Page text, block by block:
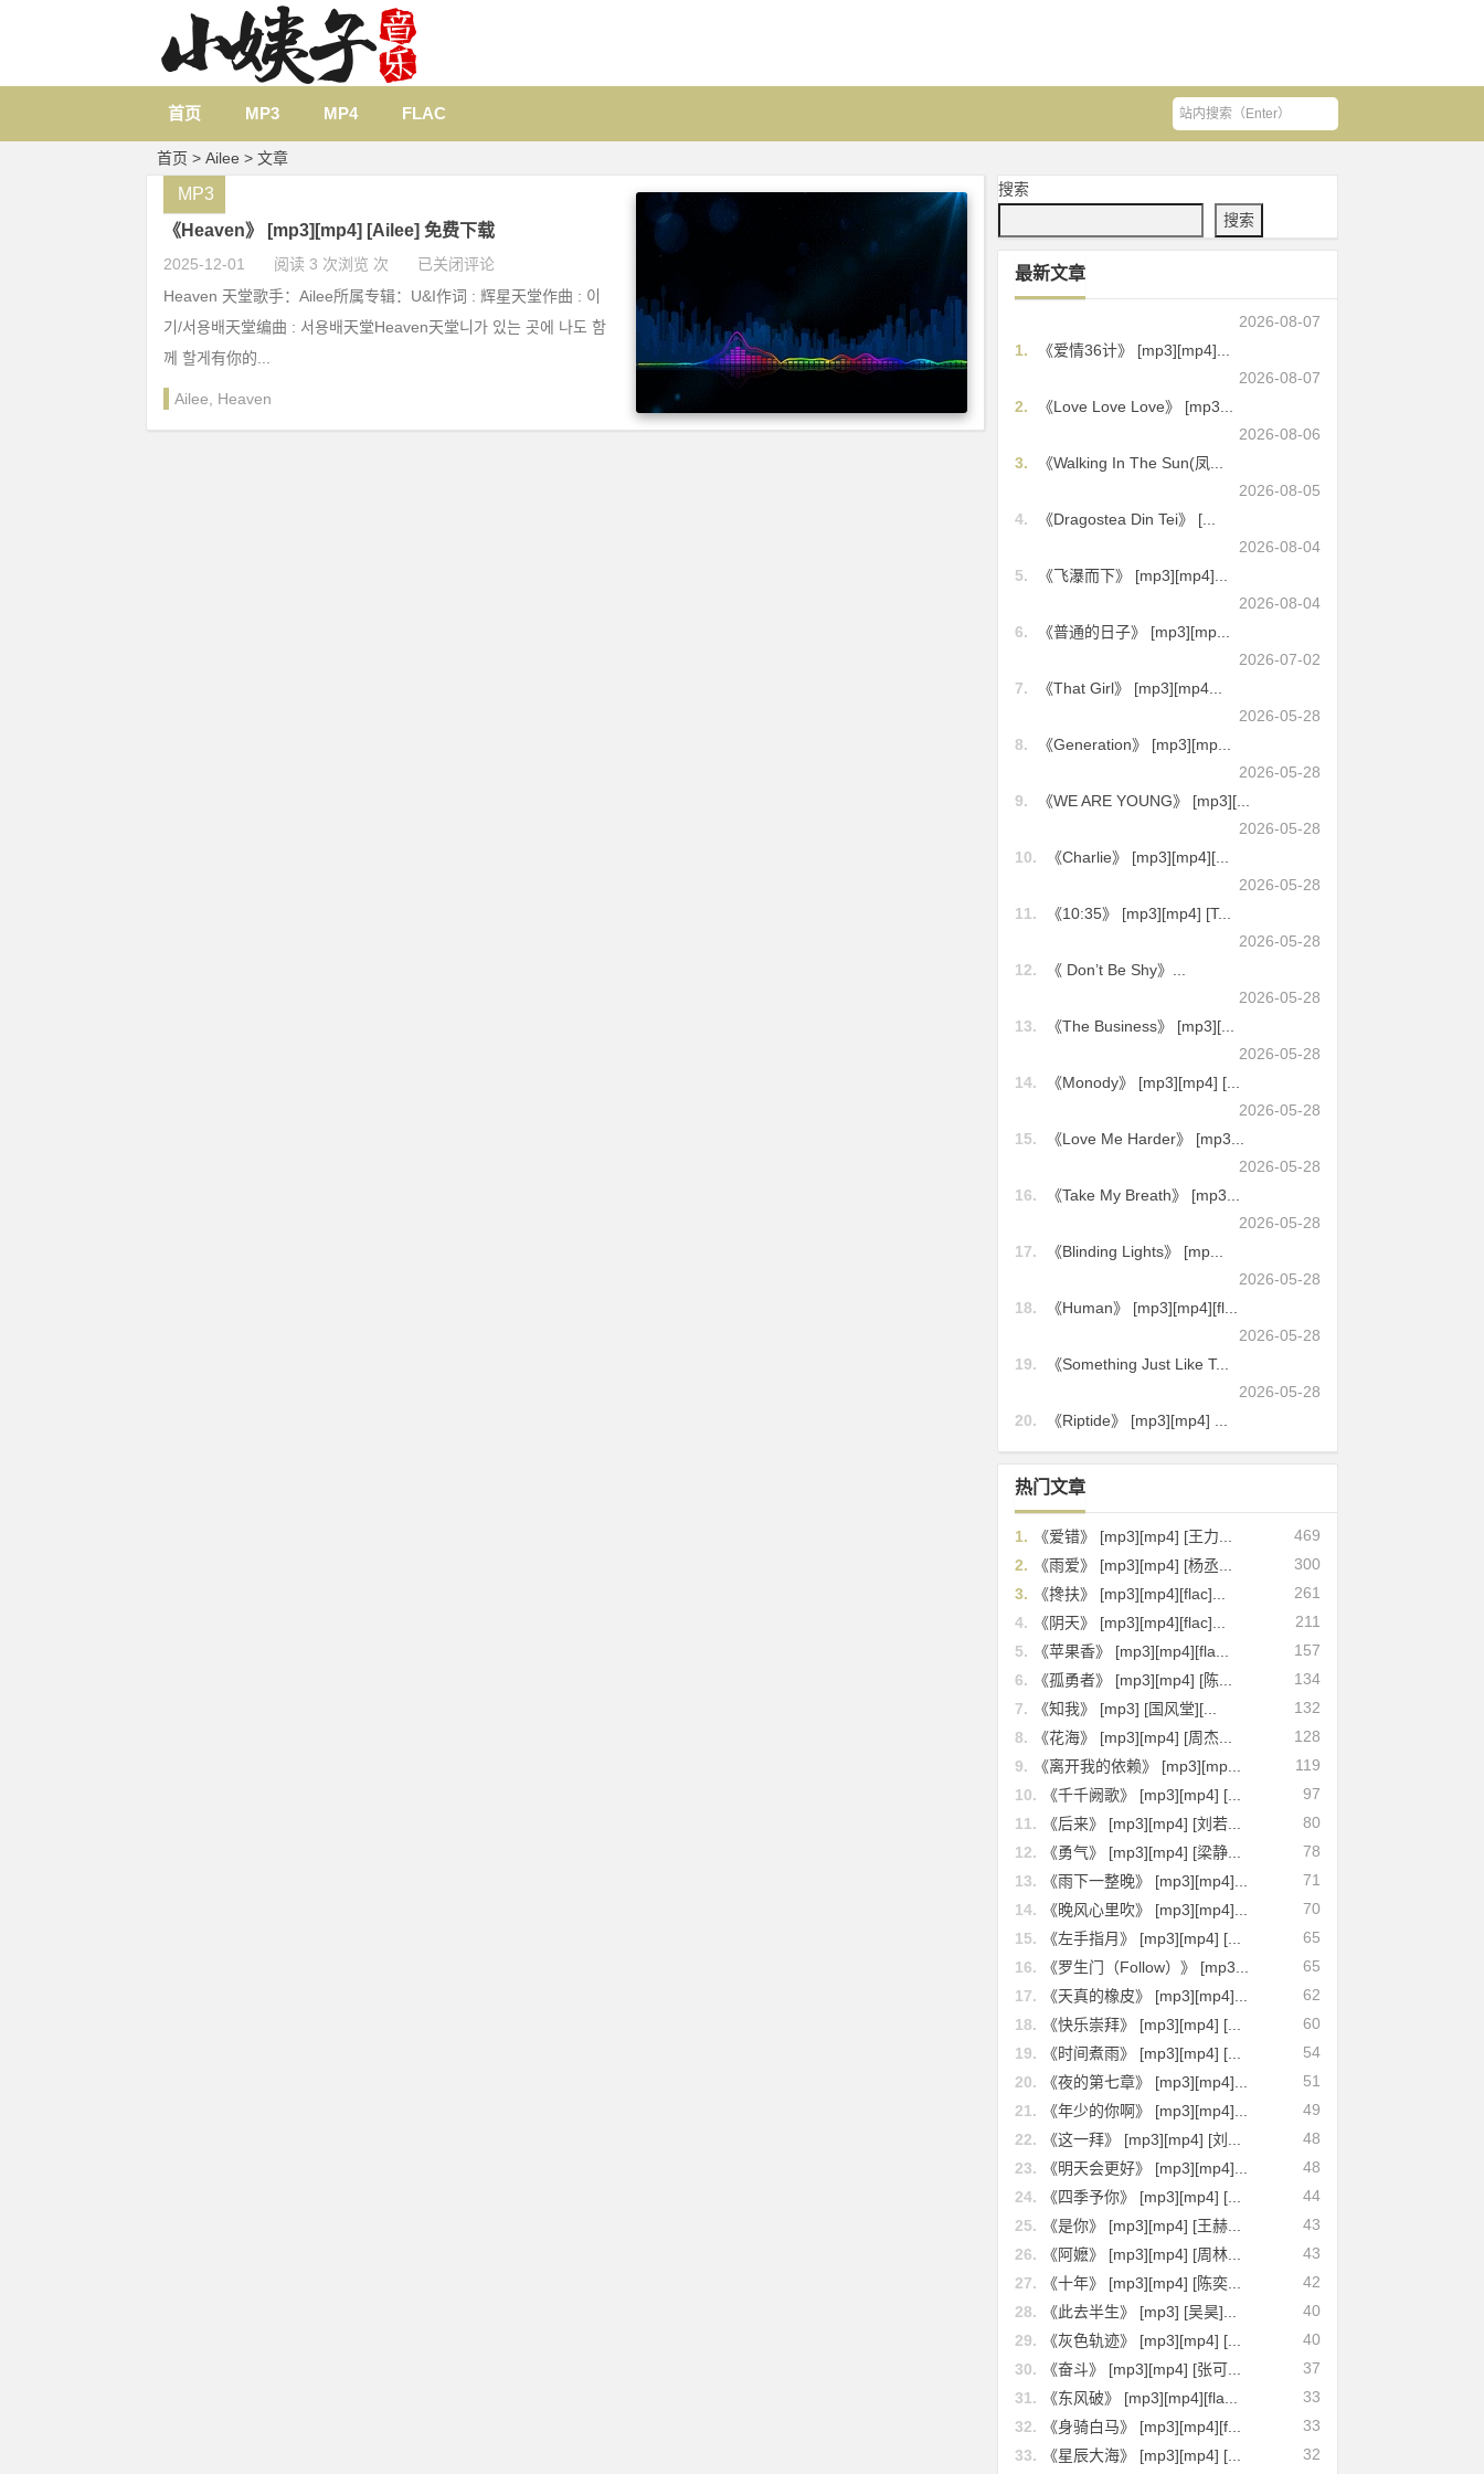
首页 MP3 MP4 FLAC
首页 > Ailee > 文章
《Heaven》 [mp3][mp4] [Ailee] 免费下载
2025-12-01 阅读 3 次浏览 次 已关闭评论
MP3
Heaven 天堂歌手：Ailee所属专辑：U&I作词 : 辉星天堂作曲 : 이
기/서용배天堂编曲 : 서용배天堂Heaven天堂니가 있는 곳에 나도 함
께 할게有你的...
Ailee Heaven
搜索
搜索
最新文章
2026-08-07
1.
《爱情36计》 [mp3][mp4]...
2026-08-07
2.
《Love Love Love》 [mp3...
2026-08-06
3.
《Walking In The Sun(凤...
2026-08-05
4.
《Dragostea Din Tei》 [...
2026-08-04
5.
《飞瀑而下》 [mp3][mp4]...
2026-08-04
6.
《普通的日子》 [mp3][mp...
2026-07-02
7.
《That Girl》 [mp3][mp4...
2026-05-28
8.
《Generation》 [mp3][mp...
2026-05-28
9.
《WE ARE YOUNG》 [mp3][...
2026-05-28
10.
《Charlie》 [mp3][mp4][...
2026-05-28
11.
《10:35》 [mp3][mp4] [T...
2026-05-28
12.
《 Don’t Be Shy》...
2026-05-28
13.
《The Business》 [mp3][...
2026-05-28
14.
《Monody》 [mp3][mp4] [...
2026-05-28
15.
《Love Me Harder》 [mp3...
2026-05-28
16.
《Take My Breath》 [mp3...
2026-05-28
17.
《Blinding Lights》 [mp...
2026-05-28
18.
《Human》 [mp3][mp4][fl...
2026-05-28
19.
《Something Just Like T...
2026-05-28
20.
《Riptide》 [mp3][mp4] ...
热门文章
469
1.
《爱错》 [mp3][mp4] [王力...
300
2.
《雨爱》 [mp3][mp4] [杨丞...
261
3.
《搀扶》 [mp3][mp4][flac]...
211
4.
《阴天》 [mp3][mp4][flac]...
157
5.
《苹果香》 [mp3][mp4][fla...
134
6.
《孤勇者》 [mp3][mp4] [陈...
132
7.
《知我》 [mp3] [国风堂][...
128
8.
《花海》 [mp3][mp4] [周杰...
119
9.
《离开我的依赖》 [mp3][mp...
97
10.
《千千阙歌》 [mp3][mp4] [...
80
11.
《后来》 [mp3][mp4] [刘若...
78
12.
《勇气》 [mp3][mp4] [梁静...
71
13.
《雨下一整晚》 [mp3][mp4]...
70
14.
《晚风心里吹》 [mp3][mp4]...
65
15.
《左手指月》 [mp3][mp4] [...
65
16.
《罗生门（Follow）》 [mp3...
62
17.
《天真的橡皮》 [mp3][mp4]...
60
18.
《快乐崇拜》 [mp3][mp4] [...
54
19.
《时间煮雨》 [mp3][mp4] [...
51
20.
《夜的第七章》 [mp3][mp4]...
49
21.
《年少的你啊》 [mp3][mp4]...
48
22.
《这一拜》 [mp3][mp4] [刘...
48
23.
《明天会更好》 [mp3][mp4]...
44
24.
《四季予你》 [mp3][mp4] [...
43
25.
《是你》 [mp3][mp4] [王赫...
43
26.
《阿嬷》 [mp3][mp4] [周林...
42
27.
《十年》 [mp3][mp4] [陈奕...
40
28.
《此去半生》 [mp3] [吴昊]...
40
29.
《灰色轨迹》 [mp3][mp4] [...
37
30.
《奋斗》 [mp3][mp4] [张可...
33
31.
《东风破》 [mp3][mp4][fla...
33
32.
《身骑白马》 [mp3][mp4][f...
32
33. 《星辰大海》 [mp3][mp4] [...